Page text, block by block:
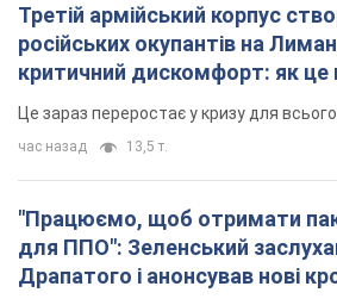
Третій армійський корпус
російських окупантів на
критичний дискомфорт: як це
Це зараз переростає у кризу для
час назад 13,5 т.
"Працюємо, щоб отримати
для ППО": Зеленський
Драпатого і анонсував нові